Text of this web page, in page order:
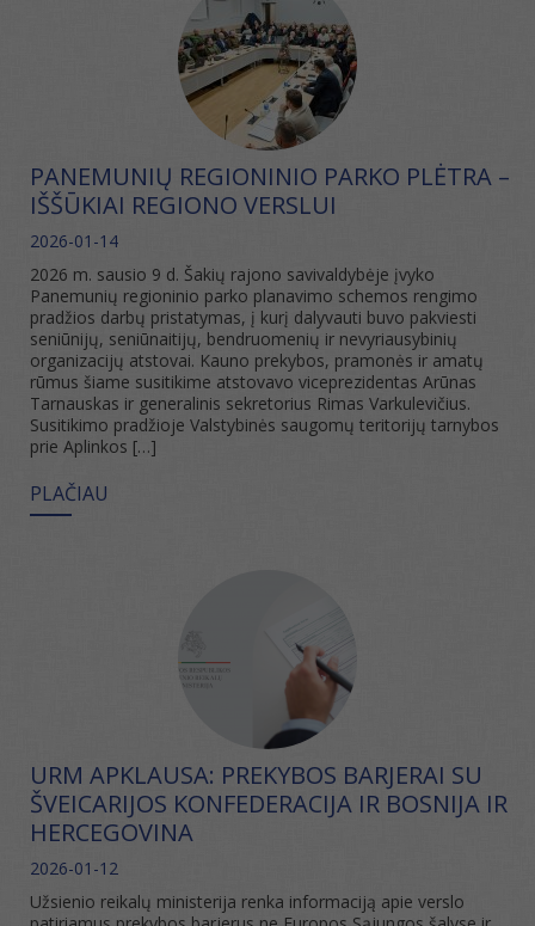
PANEMUNIŲ REGIONINIO PARKO PLĖTRA –
IŠŠŪKIAI REGIONO VERSLUI
2026-01-14
2026 m. sausio 9 d. Šakių rajono savivaldybėje įvyko
Panemunių regioninio parko planavimo schemos rengimo
pradžios darbų pristatymas, į kurį dalyvauti buvo pakviesti
seniūnijų, seniūnaitijų, bendruomenių ir nevyriausybinių
organizacijų atstovai. Kauno prekybos, pramonės ir amatų
rūmus šiame susitikime atstovavo viceprezidentas Arūnas
Tarnauskas ir generalinis sekretorius Rimas Varkulevičius.
Susitikimo pradžioje Valstybinės saugomų teritorijų tarnybos
prie Aplinkos […]
PLAČIAU
URM APKLAUSA: PREKYBOS BARJERAI SU
ŠVEICARIJOS KONFEDERACIJA IR BOSNIJA IR
HERCEGOVINA
2026-01-12
Užsienio reikalų ministerija renka informaciją apie verslo